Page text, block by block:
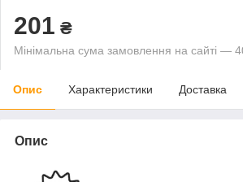
201 ₴
Мінімальна сума замовлення на сайті —
Опис Характеристики Доставка
Опис